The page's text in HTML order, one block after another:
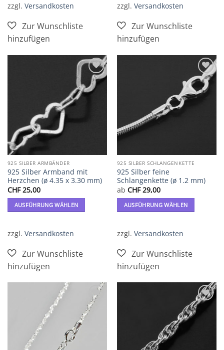
zzgl. Versandkosten
weist
mehrere
Varianten
auf.
Produktseite
gewählt
werden
zzgl. Versandkosten
Zur
Wunschliste
hinzufügen
925 SILBER ARMBÄNDER
925 Silber Armband mit
Herzchen (ø 4.35 x 3.30 mm)
CHF25,00
AUSFÜHRUNG WÄHLEN
weist
mehrere
Varianten
auf.
Die
Produktseite
gewählt
zzgl. Versandkosten
Zur
Wunschliste
hinzufügen
925 SILBER SCHLANGENKETTE
925 Silber feine
Schlangenkette (ø 1.2 mm)
ab CHF29,00
AUSFÜHRUNG WÄHLEN
weist
mehrere
Varianten
auf.
Die
zzgl. Versandkosten
Zur
Wunschliste
hinzufügen
Zur
Wunschliste
hinzufügen